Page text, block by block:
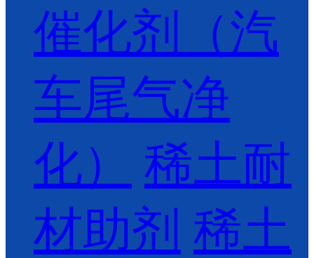
催化剂（汽
车尾气净
化）
稀土耐
材助剂 稀土